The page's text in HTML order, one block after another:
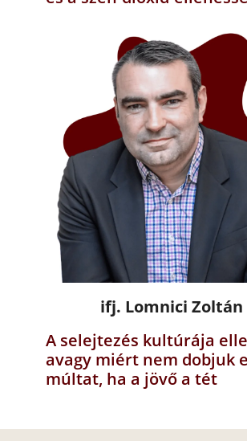
ifj. Lomnici Zoltán
A selejtezés kultúrája
avagy miért nem dobjuk
múltat, ha a jövő a tét